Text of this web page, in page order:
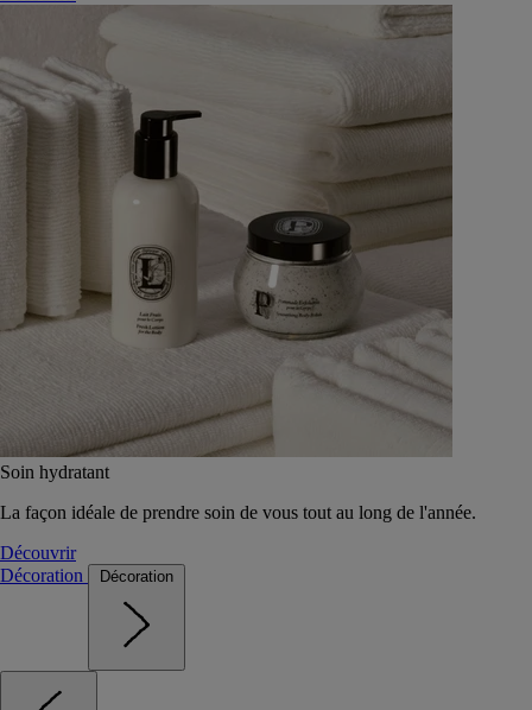
Soin hydratant
La façon idéale de prendre soin de vous tout au long de l'année.
Découvrir
Décoration
Décoration